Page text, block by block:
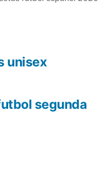
segunda
unisex